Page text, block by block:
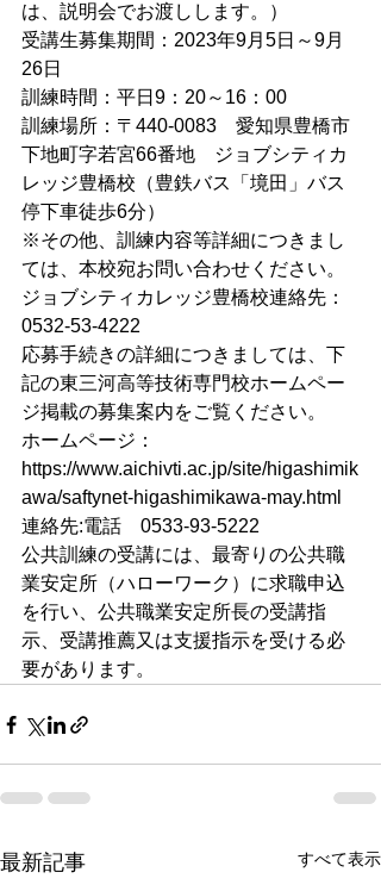
は、説明会でお渡しします。）
受講生募集期間：2023年9月5日～9月
26日
訓練時間：平日9：20～16：00
訓練場所：〒440-0083　愛知県豊橋市
下地町字若宮66番地　ジョブシティカ
レッジ豊橋校（豊鉄バス「境田」バス
停下車徒歩6分）
※その他、訓練内容等詳細につきまし
ては、本校宛お問い合わせください。
ジョブシティカレッジ豊橋校連絡先：
0532-53-4222
応募手続きの詳細につきましては、下
記の東三河高等技術専門校ホームペー
ジ掲載の募集案内をご覧ください。
ホームページ：
https://www.aichivti.ac.jp/site/higashimik
awa/saftynet-higashimikawa-may.html
連絡先:電話　0533-93-5222
公共訓練の受講には、最寄りの公共職
業安定所（ハローワーク）に求職申込
を行い、公共職業安定所長の受講指
示、受講推薦又は支援指示を受ける必
要があります。
最新記事 すべて表示